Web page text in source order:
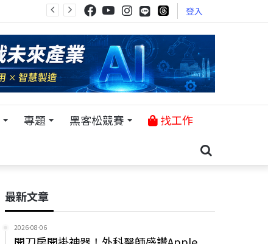
登入
專題 黑客松競賽 找工作
最新文章
2026-08-06